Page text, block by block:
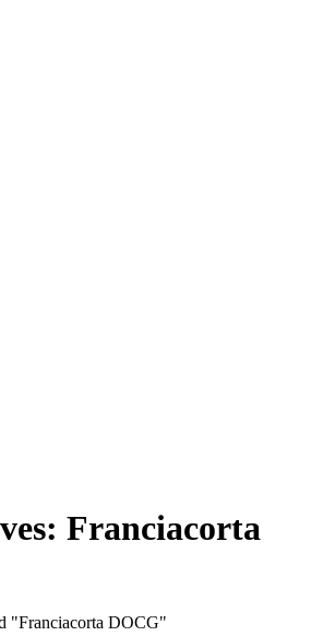
Franciacorta
"Franciacorta DOCG"